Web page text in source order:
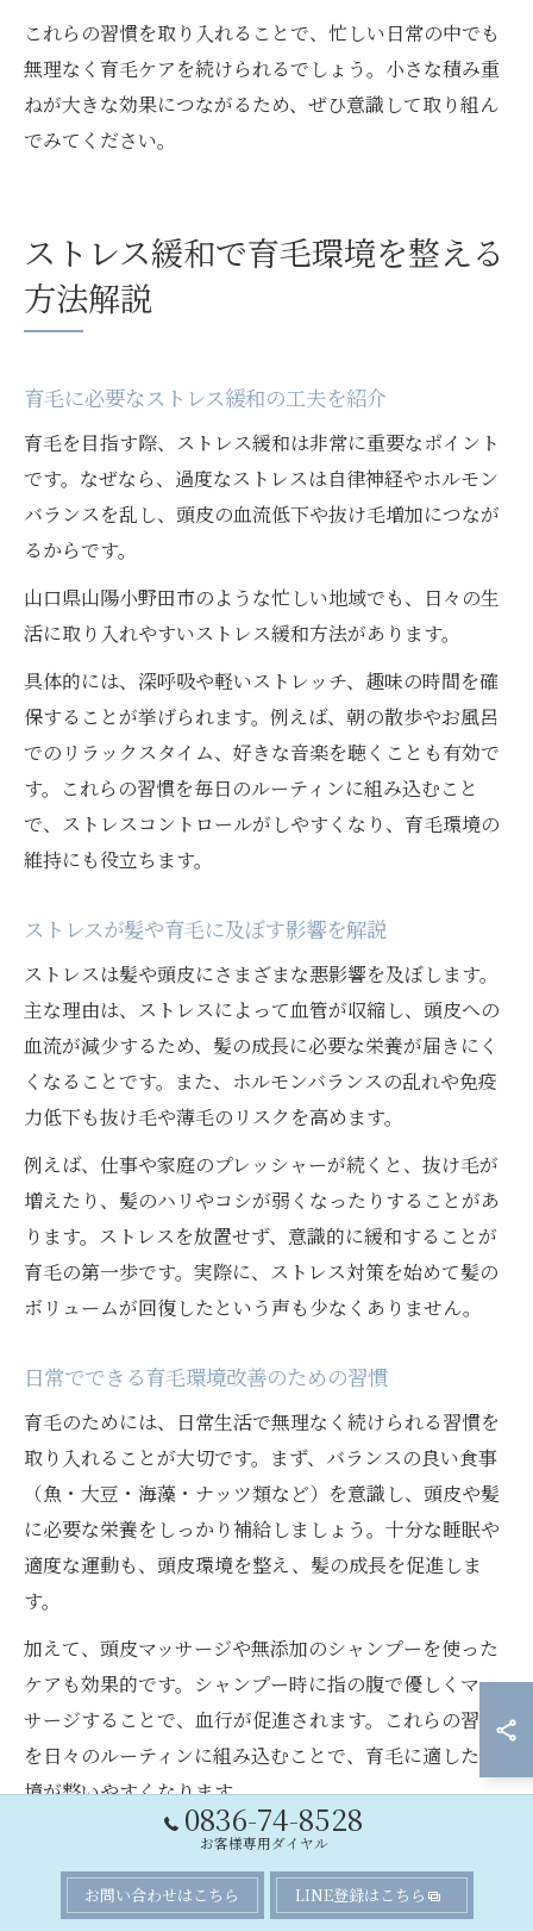
これらの習慣を取り入れることで、忙しい日常の中でも
無理なく育毛ケアを続けられるでしょう。小さな積み重
ねが大きな効果につながるため、ぜひ意識して取り組ん
でみてください。
ストレス緩和で育毛環境を整える
方法解説
育毛に必要なストレス緩和の工夫を紹介
育毛を目指す際、ストレス緩和は非常に重要なポイント
です。なぜなら、過度なストレスは自律神経やホルモン
バランスを乱し、頭皮の血流低下や抜け毛増加につなが
るからです。
山口県山陽小野田市のような忙しい地域でも、日々の生
活に取り入れやすいストレス緩和方法があります。
具体的には、深呼吸や軽いストレッチ、趣味の時間を確
保することが挙げられます。例えば、朝の散歩やお風呂
でのリラックスタイム、好きな音楽を聴くことも有効で
す。これらの習慣を毎日のルーティンに組み込むこと
で、ストレスコントロールがしやすくなり、育毛環境の
維持にも役立ちます。
ストレスが髪や育毛に及ぼす影響を解説
ストレスは髪や頭皮にさまざまな悪影響を及ぼします。
主な理由は、ストレスによって血管が収縮し、頭皮への
血流が減少するため、髪の成長に必要な栄養が届きにく
くなることです。また、ホルモンバランスの乱れや免疫
力低下も抜け毛や薄毛のリスクを高めます。
例えば、仕事や家庭のプレッシャーが続くと、抜け毛が
増えたり、髪のハリやコシが弱くなったりすることがあ
ります。ストレスを放置せず、意識的に緩和することが
育毛の第一歩です。実際に、ストレス対策を始めて髪の
ボリュームが回復したという声も少なくありません。
日常でできる育毛環境改善のための習慣
育毛のためには、日常生活で無理なく続けられる習慣を
取り入れることが大切です。まず、バランスの良い食事
（魚・大豆・海藻・ナッツ類など）を意識し、頭皮や髪
に必要な栄養をしっかり補給しましょう。十分な睡眠や
適度な運動も、頭皮環境を整え、髪の成長を促進しま
す。
加えて、頭皮マッサージや無添加のシャンプーを使った
ケアも効果的です。シャンプー時に指の腹で優しくマッ
サージすることで、血行が促進されます。これらの習慣
を日々のルーティンに組み込むことで、育毛に適した環
境が整いやすくなります。
リラックス習慣が育毛サイクルを整える理由
リラックスする時間を持つことは、髪の成長サイクルを
0836-74-8528
お客様専用ダイヤル
お問い合わせはこちら LINE登録はこちら